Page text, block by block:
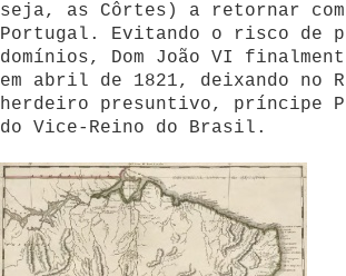
seja, as Côrtes) a retornar
Portugal. Evitando o risco de
domínios, Dom João VI
em abril de 1821, deixando no
herdeiro presuntivo, príncipe
do Vice-Reino do Brasil.